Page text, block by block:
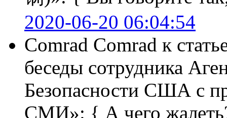
2020-06-20 06:04:54
Comrad Comrad к
беседы сотрудника
Безопасности США с
СМИ»: { А чего